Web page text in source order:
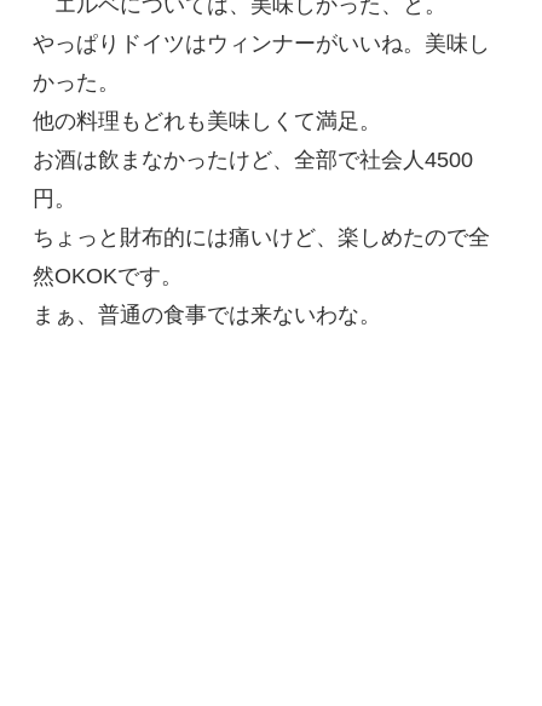
エルベについては、美味しかった、と。
やっぱりドイツはウィンナーがいいね。美味し
かった。
他の料理もどれも美味しくて満足。
お酒は飲まなかったけど、全部で社会人4500
円。
ちょっと財布的には痛いけど、楽しめたので全
然OKOKです。
まぁ、普通の食事では来ないわな。